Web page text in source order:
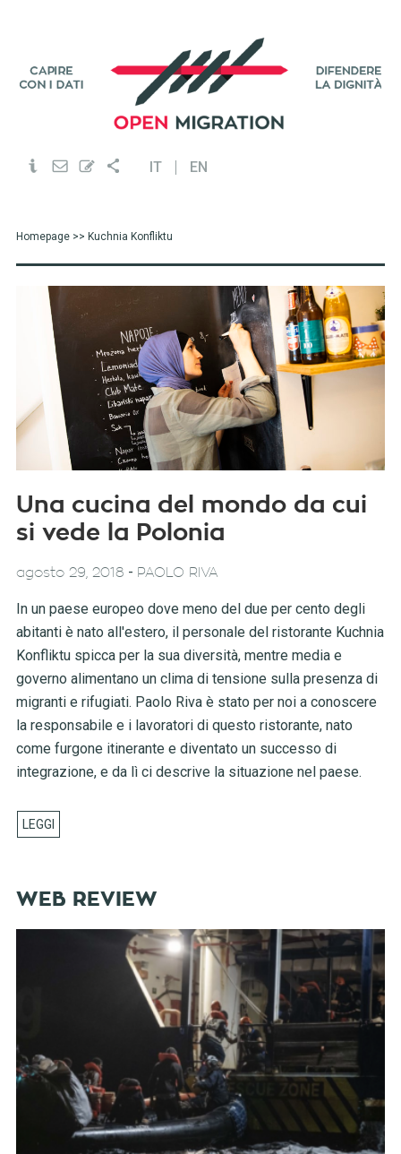
IT EN
Homepage>> Kuchnia Konfliktu
Una cucina del mondo da cui
si vede la Polonia
agosto 29, 2018 - PAOLO RIVA
In un paese europeo dove meno del due per cento degli
abitanti è nato all'estero, il personale del ristorante Kuchnia
Konfliktu spicca per la sua diversità, mentre media e
governo alimentano un clima di tensione sulla presenza di
migranti e rifugiati. Paolo Riva è stato per noi a conoscere
la responsabile e i lavoratori di questo ristorante, nato
come furgone itinerante e diventato un successo di
integrazione, e da lì ci descrive la situazione nel paese.
WEB REVIEW